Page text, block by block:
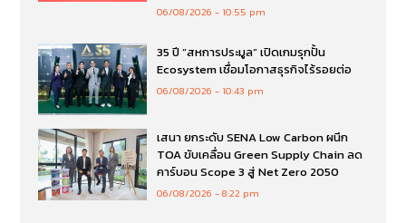
06/08/2026 10:55 pm
35 ปี “สหการประมูล” เปิดเกมรุกปั้น
Ecosystem เชื่อมโอกาสธุรกิจไร้รอยต่อ
06/08/2026 10:43 pm
เสนา ยกระดับ SENA Low Carbon ผนึก
TOA ขับเคลื่อน Green Supply Chain ลด
คาร์บอน Scope 3 สู่ Net Zero 2050
06/08/2026 8:22 pm